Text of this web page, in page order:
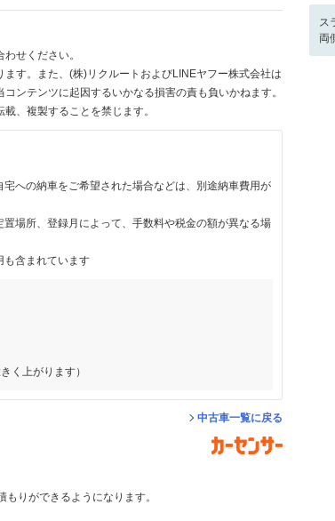
せください。
す。また、(株)リクルートおよびLINEヤフー株式会社は
ンテンツに起因するいかなる損害の責も負いかねます。
、複製することを禁じます。
への納車をご希望された場合などは、別途納車費用が
場所、登録月によって、手数料や税金の額が異なる場
含まれています
く上がります）
中古車一覧に戻る
りができるようになります。
ス
両